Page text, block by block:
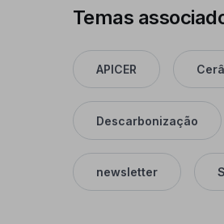
Temas
APICER
Descarbonização
newsletter